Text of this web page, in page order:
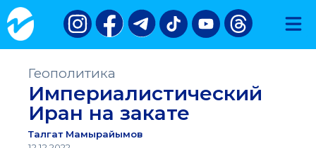
Геополитика
Империалистический
Иран на закате
Талгат Мамырайымов